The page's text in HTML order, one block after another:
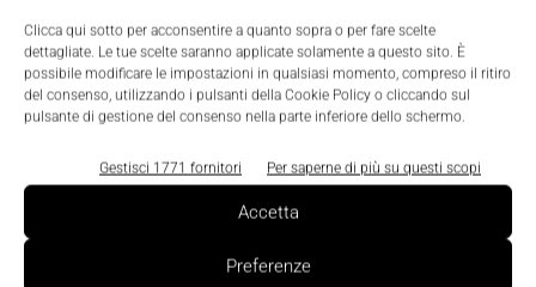
Clicca qui sotto per acconsentire a quanto sopra o per fare scelte
dettagliate. Le tue scelte saranno applicate solamente a questo sito. È
possibile modificare le impostazioni in qualsiasi momento, compreso il ritiro
del consenso, utilizzando i pulsanti della Cookie Policy o cliccando sul
pulsante di gestione del consenso nella parte inferiore dello schermo.
Gestisci 1771 fornitori Per saperne di più su questi scopi
Accetta
Preferenze
La Cybersecurity nell’industria
digitale
Nel settore manifatturiero si devono affrontare due tipologie di
rischi legati alla cybersecurity: l’interruzione della produzione